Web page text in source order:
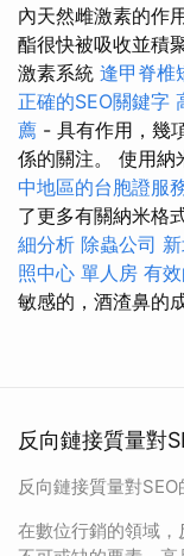
內天然雌激素的作
酯很快被吸收並積
激素系統 逢甲脊椎
正確的SEO關鍵字
薦 - 具有作用，幾
係的關注。 使用納
中地區的台胞證服
了更多有關納米格
細分析 除蟲公司
照中心 單人房 有
敏感的，酒渣鼻的
反向鏈接質量對
反向鏈接質量對
在數位行銷的領域